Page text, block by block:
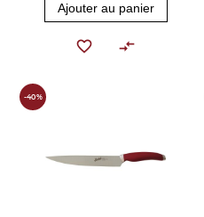
Ajouter au panier
-40%